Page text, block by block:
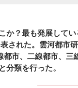
か？最も発展して
された。雲河都市
市、二線都市、
分類を行った。